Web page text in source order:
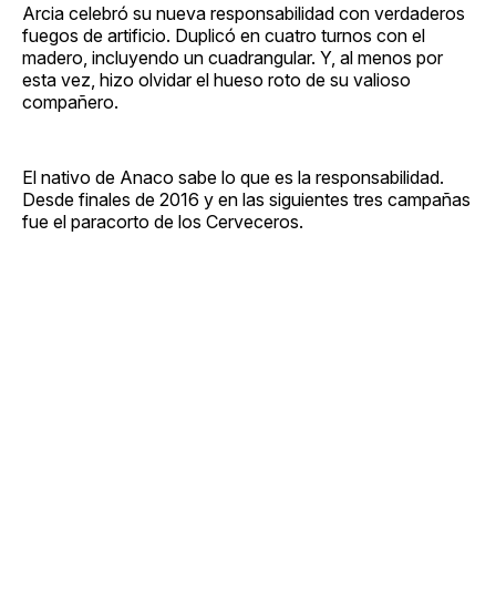
Arcia celebró su nueva responsabilidad con verdaderos
fuegos de artificio. Duplicó en cuatro turnos con el
madero, incluyendo un cuadrangular. Y, al menos por
esta vez, hizo olvidar el hueso roto de su valioso
compañero.
El nativo de Anaco sabe lo que es la responsabilidad.
Desde finales de 2016 y en las siguientes tres campañas
fue el paracorto de los Cerveceros.